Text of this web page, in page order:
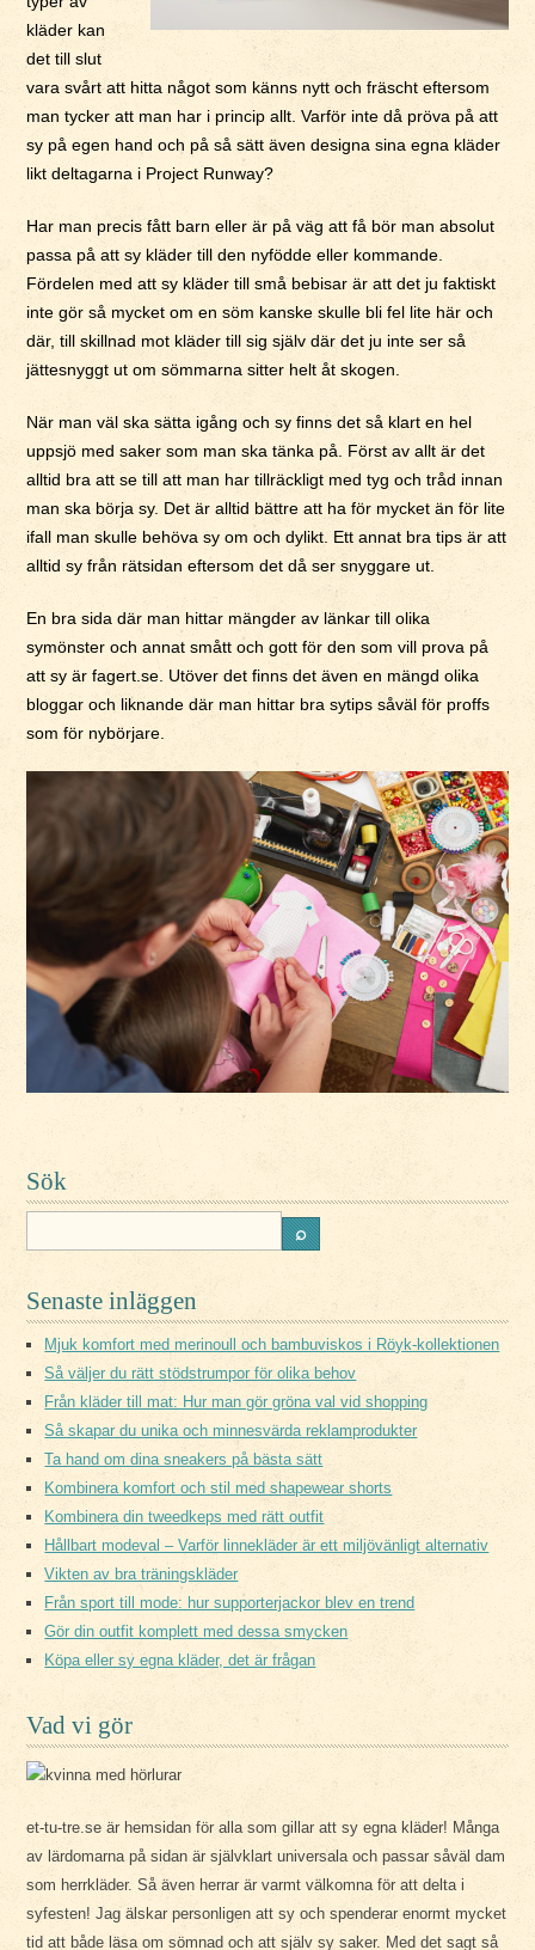
kläder kan
det till slut
vara svårt att hitta något som känns nytt och fräscht eftersom
man tycker att man har i princip allt. Varför inte då pröva på att
sy på egen hand och på så sätt även designa sina egna kläder
likt deltagarna i Project Runway?
Har man precis fått barn eller är på väg att få bör man absolut
passa på att sy kläder till den nyfödde eller kommande.
Fördelen med att sy kläder till små bebisar är att det ju faktiskt
inte gör så mycket om en söm kanske skulle bli fel lite här och
där, till skillnad mot kläder till sig själv där det ju inte ser så
jättesnyggt ut om sömmarna sitter helt åt skogen.
När man väl ska sätta igång och sy finns det så klart en hel
uppsjö med saker som man ska tänka på. Först av allt är det
alltid bra att se till att man har tillräckligt med tyg och tråd innan
man ska börja sy. Det är alltid bättre att ha för mycket än för lite
ifall man skulle behöva sy om och dylikt. Ett annat bra tips är att
alltid sy från rätsidan eftersom det då ser snyggare ut.
En bra sida där man hittar mängder av länkar till olika
symönster och annat smått och gott för den som vill prova på
att sy är fagert.se. Utöver det finns det även en mängd olika
bloggar och liknande där man hittar bra sytips såväl för proffs
som för nybörjare.
Sök
Senaste inläggen
Mjuk komfort med merinoull och bambuviskos i Röyk-kollektionen
Så väljer du rätt stödstrumpor för olika behov
Från kläder till mat: Hur man gör gröna val vid shopping
Så skapar du unika och minnesvärda reklamprodukter
Ta hand om dina sneakers på bästa sätt
Kombinera komfort och stil med shapewear shorts
Kombinera din tweedkeps med rätt outfit
Hållbart modeval – Varför linnekläder är ett miljövänligt alternativ
Vikten av bra träningskläder
Från sport till mode: hur supporterjackor blev en trend
Gör din outfit komplett med dessa smycken
Köpa eller sy egna kläder, det är frågan
Vad vi gör
et-tu-tre.se är hemsidan för alla som gillar att sy egna kläder! Många
av lärdomarna på sidan är självklart universala och passar såväl dam
som herrkläder. Så även herrar är varmt välkomna för att delta i
syfesten! Jag älskar personligen att sy och spenderar enormt mycket
tid att både läsa om sömnad och att själv sy saker. Med det sagt så